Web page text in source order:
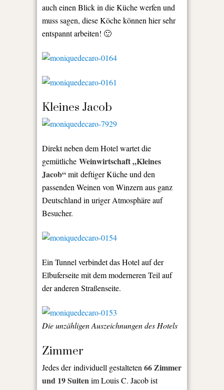
auch einen Blick in die Küche werfen und
muss sagen, diese Köche können hier sehr
entspannt arbeiten! 🙂
Kleines Jacob
Direkt neben dem Hotel wartet die
gemütliche Weinwirtschaft „Kleines
Jacob“mit deftiger Küche und den
passenden Weinen von Winzern aus ganz
Deutschland in uriger Atmosphäre auf
Besucher.
Ein Tunnel verbindet das Hotel auf der
Elbuferseite mit dem moderneren Teil auf
der anderen Straßenseite.
Die unzähligen Auszeichnungen des Hotels
Zimmer
Jedes der individuell gestalteten 66 Zimmer
und 19 Suiten im Louis C. Jacob ist